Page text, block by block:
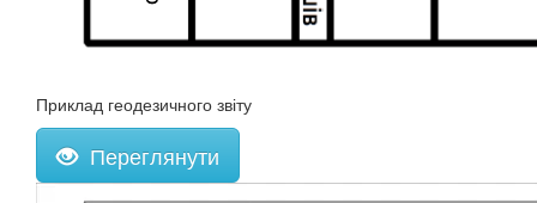
Приклад геодезичного звіту
Переглянути